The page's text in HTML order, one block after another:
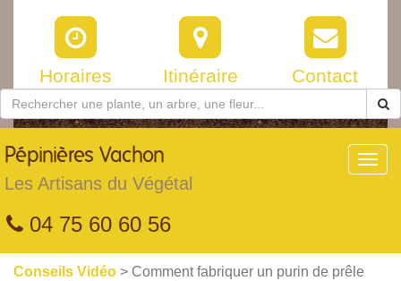
Horaires Itinéraire Contact
Pépinières Vachon
Les Artisans du Végétal
04 75 60 60 56
Conseils Vidéo > Comment fabriquer un purin de prêle